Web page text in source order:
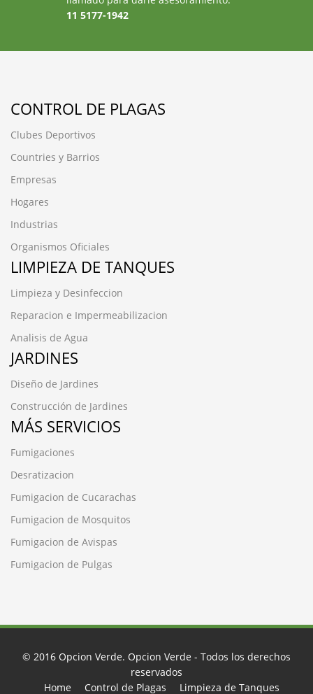
11 5177-1942
CONTROL DE PLAGAS
Clubes Deportivos
Countries y Barrios
Empresas
Hogares
Industrias
Organismos Oficiales
LIMPIEZA DE TANQUES
Limpieza y Desinfeccion
Reparacion e Impermeabilizacion
Analisis de Agua
JARDINES
Diseño de Jardines
Construcción de Jardines
MÁS SERVICIOS
Fumigaciones
Desratizacion
Fumigacion de Cucarachas
Fumigacion de Mosquitos
Fumigacion de Avispas
Fumigacion de Pulgas
© 2016 Opcion Verde. Opcion Verde - Todos los derechos
reservados
Home
Control de Plagas Limpieza de Tanques